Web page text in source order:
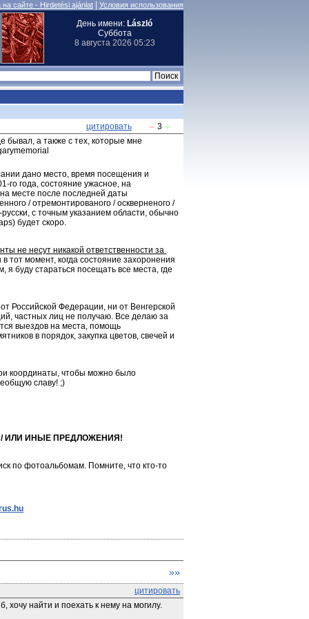
на сайте - Hirdetési ajánlat Условия использования
День имени: László
Суббота
8 августа 2026 05:23
цитировать
3
бывал, а также с тех, которые мне
дано место, время посещения и
го года, состояние ужасное, на
месте после последней даты
/ отремонтированого / оскверненого /
с точным указанием области, обычно
будет скоро.
не несут никакой ответственности за
тот момент, когда состояние захоронения
я буду стараться посещать все места, где
Российской Федерации, ни от Венгерской
частных лиц не получаю. Все делаю за
выездов на места, помощь
в порядок, закупка цветов, свечей и
координаты, чтобы можно было
славу! ;)
ИЛИ ИНЫЕ ПРЕДЛОЖЕНИЯ!
по фотоальбомам. Помните, что кто-то
»»
цитировать
хочу найти и поехать к нему на могилу.